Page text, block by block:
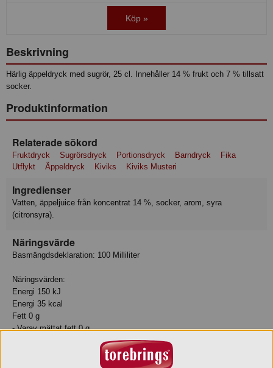
Köp »
Beskrivning
Härlig äppeldryck med sugrör, 25 cl. Innehåller 14 % frukt och 7 % tillsatt
socker.
Produktinformation
Relaterade sökord
Fruktdryck Sugrörsdryck Portionsdryck Barndryck
Fika
Utflykt
Äppeldryck Kiviks Kiviks Musteri
Ingredienser
Vatten, äppeljuice från koncentrat 14 %, socker, arom, syra
(citronsyra).
Näringsvärde
Basmängdsdeklaration: 100 Milliliter
Näringsvärden:
Energi 150 kJ
Energi 35 kcal
Fett 0 g
- Varav mättat fett 0 g